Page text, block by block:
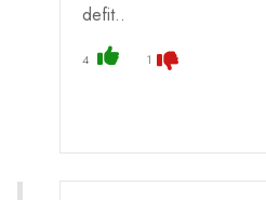
defit..
4 1